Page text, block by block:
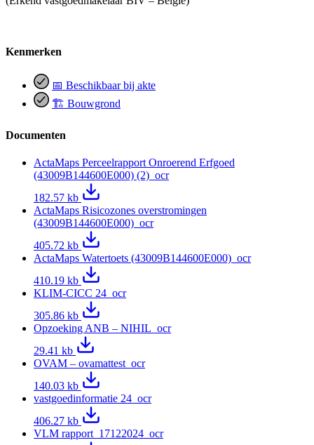
Kenmerken
📅 Beschikbaar bij akte
🏗️ Bouwgrond
Documenten
ActaMaps Perceelrapport Onroerend Erfgoed
(43009B144600E000) (2)_ocr
182.57 kb
ActaMaps Risicozones overstromingen
(43009B144600E000)_ocr
405.72 kb
ActaMaps Watertoets (43009B144600E000)_ocr
410.19 kb
KLIM-CICC 24_ocr
305.86 kb
Opzoeking ANB – NIHIL_ocr
29.41 kb
OVAM – ovamattest_ocr
140.03 kb
vastgoedinformatie 24_ocr
406.27 kb
VLM rapport_17122024_ocr